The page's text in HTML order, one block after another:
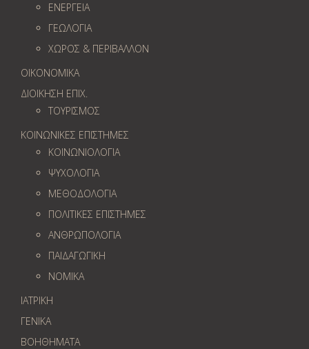
ΕΝΕΡΓΕΙΑ
ΓΕΩΛOΓΙΑ
ΧΩΡΟΣ & ΠΕΡΙΒΑΛΛΟΝ
ΟΙΚΟΝΟΜΙΚΑ
ΔΙΟΙΚΗΣΗ ΕΠΙΧ.
ΤΟΥΡΙΣΜΟΣ
ΚΟΙΝΩΝΙΚΕΣ ΕΠΙΣΤΗΜΕΣ
ΚΟΙΝΩΝΙΟΛΟΓΙΑ
ΨΥΧΟΛΟΓΙΑ
ΜΕΘΟΔΟΛΟΓΙΑ
ΠΟΛΙΤΙΚΕΣ ΕΠΙΣΤΗΜΕΣ
ΑΝΘΡΩΠΟΛΟΓΙΑ
ΠΑΙΔΑΓΩΓΙΚΗ
ΝΟΜΙΚΑ
ΙΑΤΡΙΚΗ
ΓΕΝΙΚΑ
ΒΟΗΘΗΜΑΤΑ